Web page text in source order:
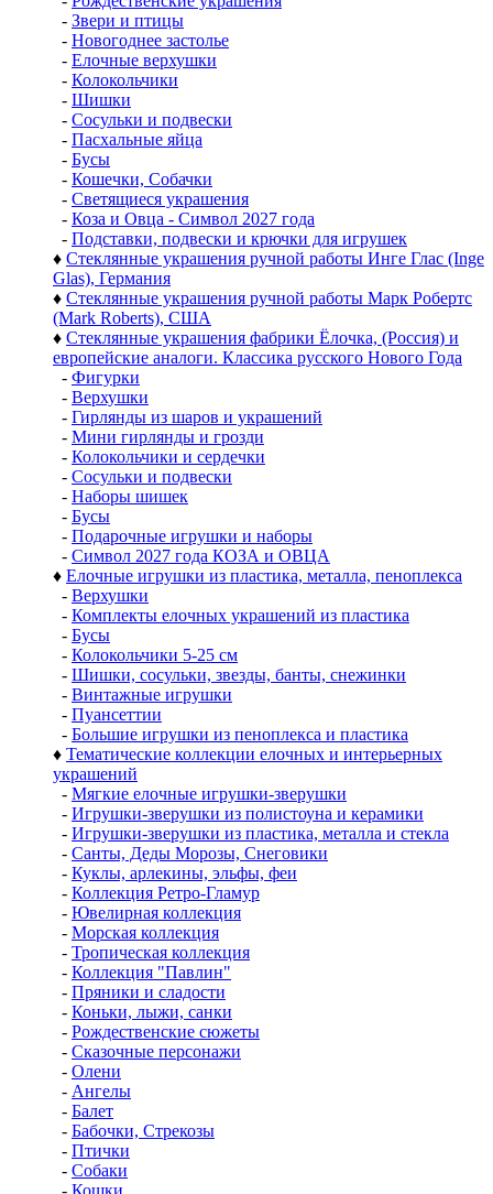
- Звери и птицы
- Новогоднее застолье
- Елочные верхушки
- Колокольчики
- Шишки
- Сосульки и подвески
- Пасхальные яйца
- Бусы
- Кошечки, Собачки
- Светящиеся украшения
- Коза и Овца - Символ 2027 года
- Подставки, подвески и крючки для игрушек
♦ Стеклянные украшения ручной работы Инге Глас (Inge
Glas), Германия
♦ Стеклянные украшения ручной работы Марк Робертс
(Mark Roberts), США
♦ Стеклянные украшения фабрики Ёлочка, (Россия) и
европейские аналоги. Классика русского Нового Года
- Фигурки
- Верхушки
- Гирлянды из шаров и украшений
- Мини гирлянды и грозди
- Колокольчики и сердечки
- Сосульки и подвески
- Наборы шишек
- Бусы
- Подарочные игрушки и наборы
- Символ 2027 года КОЗА и ОВЦА
♦ Елочные игрушки из пластика, металла, пеноплекса
- Верхушки
- Комплекты елочных украшений из пластика
- Бусы
- Колокольчики 5-25 см
- Шишки, сосульки, звезды, банты, снежинки
- Винтажные игрушки
- Пуансеттии
- Большие игрушки из пеноплекса и пластика
♦ Тематические коллекции елочных и интерьерных
украшений
- Мягкие елочные игрушки-зверушки
- Игрушки-зверушки из полистоуна и керамики
- Игрушки-зверушки из пластика, металла и стекла
- Санты, Деды Морозы, Снеговики
- Куклы, арлекины, эльфы, феи
- Коллекция Ретро-Гламур
- Ювелирная коллекция
- Морская коллекция
- Тропическая коллекция
- Коллекция "Павлин"
- Пряники и сладости
- Коньки, лыжи, санки
- Рождественские сюжеты
- Сказочные персонажи
- Олени
- Ангелы
- Балет
- Бабочки, Стрекозы
- Птички
- Собаки
- Кошки